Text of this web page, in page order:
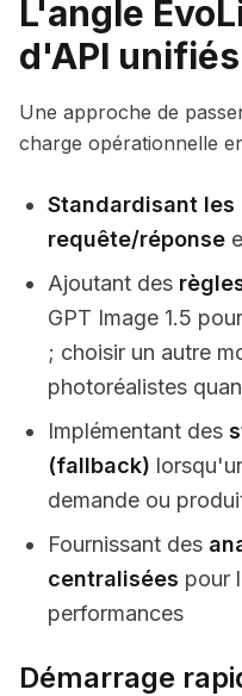
L'angle
d'API unifiés
Une approche de
charge opérationnelle
Standardisant
requête/réponse
Ajoutant des
GPT Image 1.5
; choisir un autre
photoréalistes
Implémentant des
(fallback)
demande ou
Fournissant des
centralisées pour
performances
Démarrage